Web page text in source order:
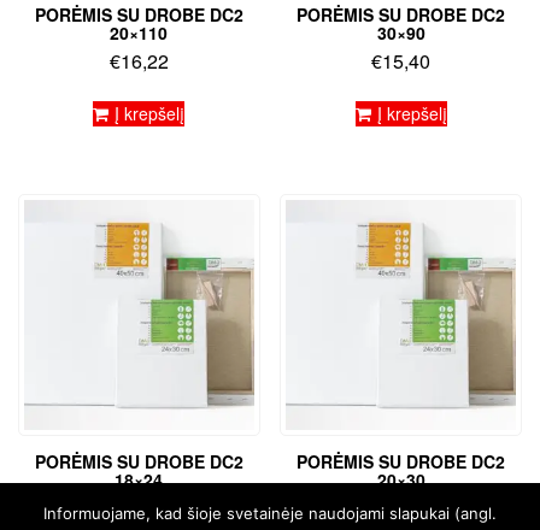
PORĖMIS SU DROBE DC2
20×110
€16,22
Į krepšelį
PORĖMIS SU DROBE DC2
30×90
€15,40
Į krepšelį
PORĖMIS SU DROBE DC2
18×24
€4,83
PORĖMIS SU DROBE DC2
20×30
€ 5,45
Informuojame, kad šioje svetainėje naudojami slapukai (angl.